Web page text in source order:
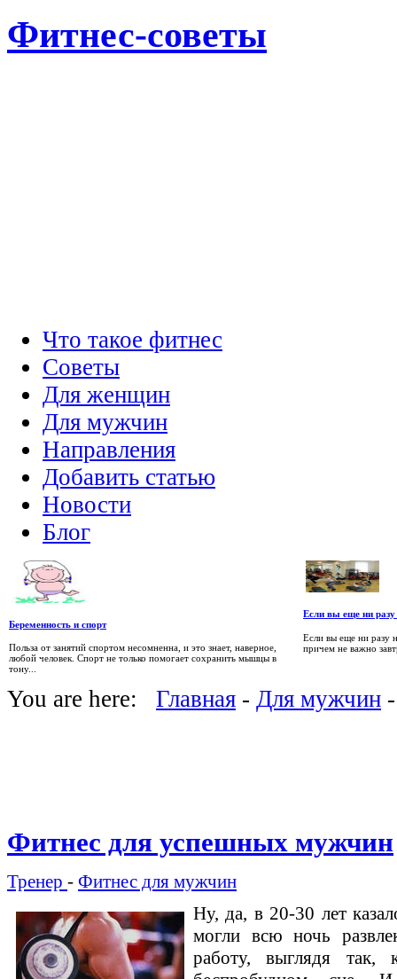
Фитнес-советы
Что такое фитнес
Советы
Для женщин
Для мужчин
Направления
Добавить статью
Новости
Блог
Беременность и спорт
Польза от занятий спортом несомненна, и это знает, наверное,
любой человек. Спорт не только помогает сохранить мышцы в
тону...
Если вы еще ни
Если вы еще ни разу
причем не важно
You are here: Главная - Для мужчин
Фитнес для успешных мужчин
Тренер - Фитнес для мужчин
Ну, да, в 20-30 лет
могли всю ночь
работу, выглядя